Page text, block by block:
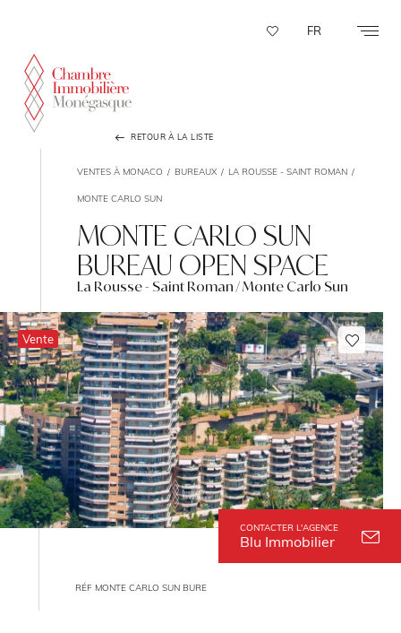
FR
RETOUR À LA LISTE
VENTES À MONACO BUREAUX LA ROUSSE - SAINT ROMAN
MONTE CARLO SUN
MONTE CARLO SUN
BUREAU OPEN SPACE
La Rousse - Saint Roman / Monte Carlo Sun
CONTACTER L'AGENCE
Blu Immobilier
Vente
RÉF MONTE CARLO SUN BURE